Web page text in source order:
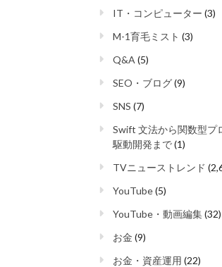
IT・コンピューター (3)
M-1育毛ミスト (3)
Q&A (5)
SEO・ブログ(9)
SNS (7)
Swift 文法から関数型プ
駆動開発まで(1)
TVニューストレンド
YouTube(5)
YouTube・動画編集(32)
お金 (9)
お金・資産運用 (22)